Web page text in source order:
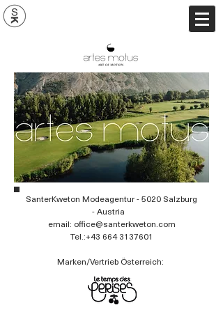
SanterKweton Modeagentur - 5020 Salzburg
- Austria
email: office@santerkweton.com
Tel.:+43 664 3137601
Marken/Vertrieb Österreich: